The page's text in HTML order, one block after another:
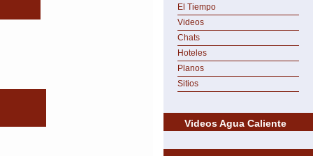
El Tiempo
Videos
Chats
Hoteles
Planos
Sitios
Videos Agua Caliente